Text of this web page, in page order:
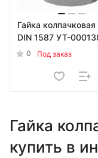
Гайка
DIN 1587 УТ-
0 Под заказ
Гайка
купить в